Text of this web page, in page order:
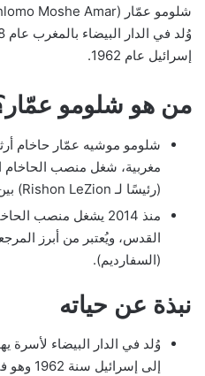
إسرائيل عام 1962.
من هو شلومو
شلومو موشيه عمّار حاخام
مغربية، شغل منصب الحاخام
(رئيسًا لـ Rishon LeZion) بين 2003 و2013.
منذ 2014 يشغل منصب
القدس، ويُعتبر من أبرز
(السفارديم).
نبذة عن حياته
وُلد في الدار البيضاء لأسرة